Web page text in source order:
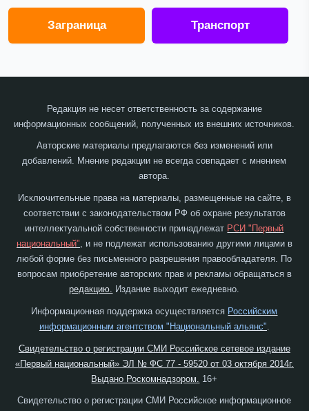
Заграница Транспорт
Редакция не несет ответственность за содержание
информационных сообщений, полученных из внешних источников.
Авторские материалы предлагаются без изменений или
добавлений. Мнение редакции не всегда совпадает с мнением
автора.
Исключительные права на материалы, размещенные на сайте, в
соответствии с законодательством РФ об охране результатов
интеллектуальной собственности принадлежат РСИ "Первый
национальный", и не подлежат использованию другими лицами в
любой форме без письменного разрешения правообладателя. По
вопросам приобретение авторских прав и рекламы обращаться в
редакцию. Издание выходит ежедневно.
Информационная поддержка осуществляется Российским
информационным агентством "Национальный альянс"
Свидетельство о регистрации СМИ Российское сетевое издание
«Первый национальный» ЭЛ № ФС 77 - 59520 от 03 октября 2014г.
Выдано Роскомнадзором.
16+
Свидетельство о регистрации СМИ Российское информационное